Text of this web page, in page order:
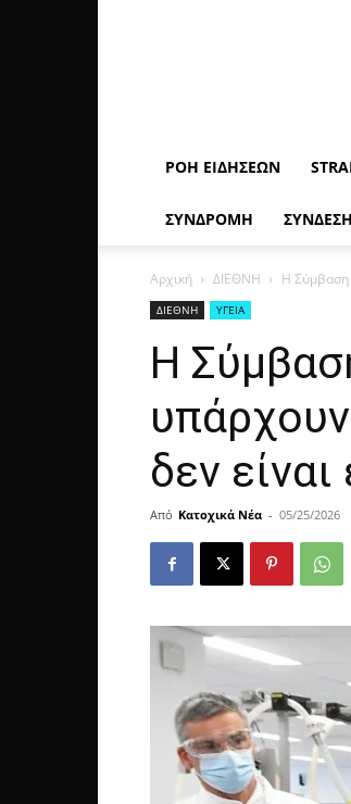
ΡΟΉ ΕΙΔΉΣΕΩΝ
ΣΥΝΔΡΟΜΗ ΣΥΝΔΕΣΗ
Αρχική ΔΙΕΘΝΗ Η Σύμβαση
ΔΙΕΘΝΗ ΥΓΕΙΑ
Η
δεν
Από Κατοχικά Νέα - 05/25/2026